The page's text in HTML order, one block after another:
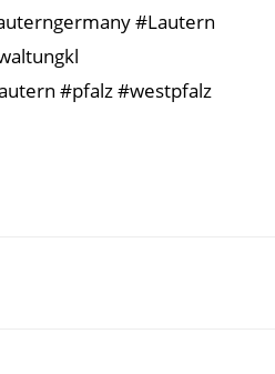
#Lautern
#pfalz #westpfalz